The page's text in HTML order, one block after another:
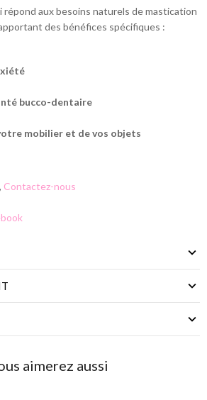
répond aux besoins naturels de mastication
des bénéfices spécifiques :
bucco-dentaire
mobilier et de vos objets
Contactez-nous
aimerez aussi